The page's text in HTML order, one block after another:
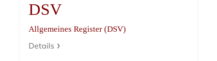
DSV
Allgemeines Register (DSV)
Details